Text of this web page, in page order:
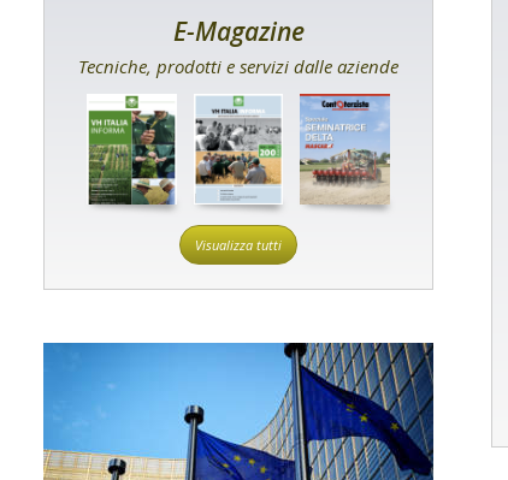
E-Magazine
Tecniche, prodotti e servizi dalle aziende
Visualizza tutti